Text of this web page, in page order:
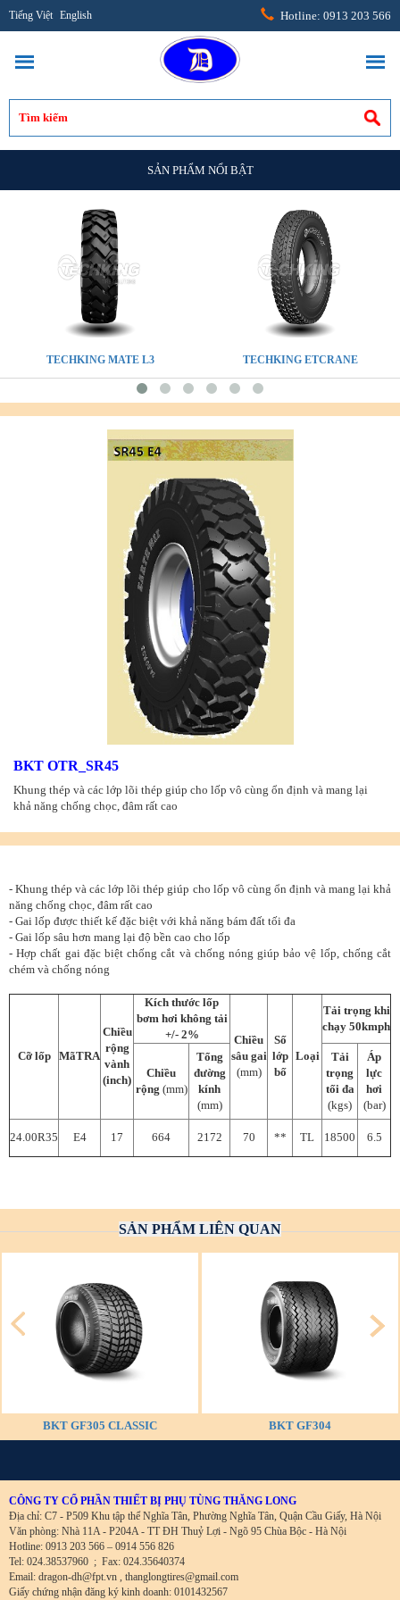
Tiếng Việt English Hotline: 0913 203 566
SẢN PHẨM NỔI BẬT
TECHKING MATE L3 TECHKING ETCRANE
BKT OTR_SR45
Khung thép và các lớp lõi thép giúp cho lốp vô cùng ổn định và mang lại
khả năng chống chọc, đâm rất cao
- Khung thép và các lớp lõi thép giúp cho lốp vô cùng ổn định và mang lại khả
năng chống chọc, đâm rất cao
- Gai lốp được thiết kế đặc biệt với khả năng bám đất tối đa
- Gai lốp sâu hơn mang lại độ bền cao cho lốp
- Hợp chất gai đặc biệt chống cắt và chống nóng giúp bảo vệ lốp, chống cắt
chém và chống nóng
Cỡ lốp MãTRA
Chiều
rộng
vành
(inch)
Kích thước lốp
bơm hơi không tải
+/- 2%
Chiều
sâu gai
(mm)
Số
lớp
bố
Loại
Tải trọng khi
chạy 50kmph
Chiều
rộng (mm)
Tổng
đường
kính
(mm)
Tải
trọng
tối đa
(kgs)
Áp
lực
hơi
(bar)
24.00R35 E4 17 664 2172 70 ** TL 18500 6.5
SẢN PHẨM LIÊN QUAN
BKT GF305 CLASSIC BKT GF304
CÔNG TY CỔ PHẦN THIẾT BỊ PHỤ TÙNG THĂNG LONG
Địa chỉ: C7 - P509 Khu tập thể Nghĩa Tân, Phường Nghĩa Tân, Quận Cầu Giấy, Hà Nội
Văn phòng: Nhà 11A - P204A - TT ĐH Thuỷ Lợi - Ngõ 95 Chùa Bộc - Hà Nội
Hotline: 0913 203 566 – 0914 556 826
Tel: 024.38537960 ; Fax: 024.35640374
Email: dragon-dh@fpt.vn , thanglongtires@gmail.com
Giấy chứng nhận đăng ký kinh doanh: 0101432567